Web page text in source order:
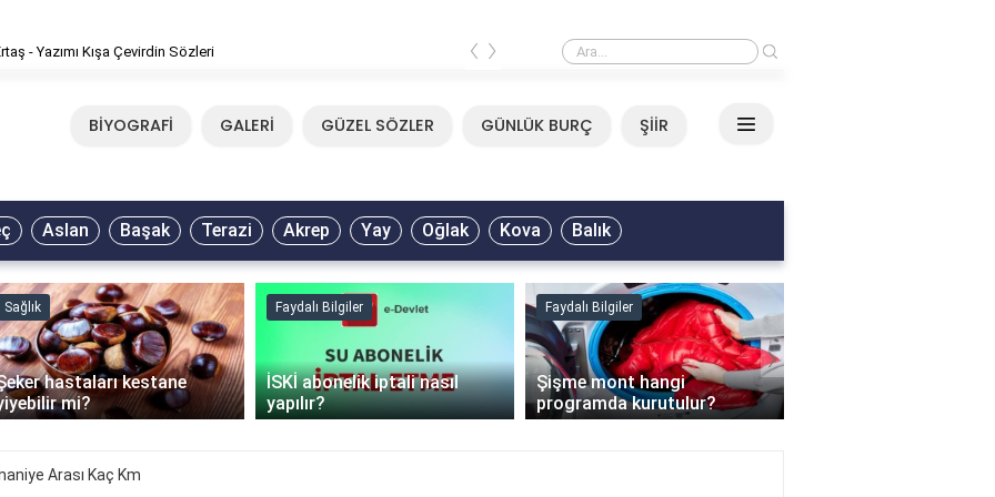
- Yazımı Kışa Çevirdin Sözleri Neşet Ertaş - Yazımı Kışa Çevirdin Sözleri
‹ ›
BİYOGRAFİ GALERİ GÜZEL SÖZLER GÜNLÜK BURÇ ŞİİR
Aslan Başak Terazi Akrep Yay Oğlak Kova Balık
Sağlık
hastaları kestane
mi?
Faydalı Bilgiler
İSKİ abonelik iptali nasıl
yapılır?
Faydalı Bilgiler
Şişme mont hangi
programda kurutulur?
›
Arası Kaç Km